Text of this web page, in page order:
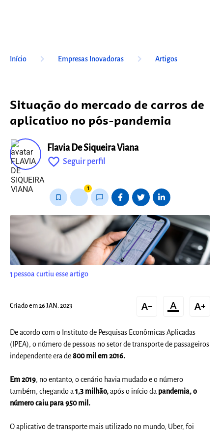
Início keyboard_arrow_right Empresas Inovadoras keyboard_arrow_right Artigos
Situação do mercado de carros de
aplicativo no pós-pandemia
Flavia De Siqueira Viana
favorite_outline Seguir perfil
fixo
bookmark_border
1
chat_bubble_outline
1 pessoa curtiu esse artigo
Criado em 26 JAN. 2023 text_decrease format_color_text text_increase
De acordo com o Instituto de Pesquisas Econômicas Aplicadas
(IPEA), o número de pessoas no setor de transporte de passageiros
independente era de800 mil em 2016.
Em 2019, no entanto, o cenário havia mudado e o número
também, chegando a1,3 milhão,após o início da pandemia, o
número caiu para 950 mil.
O aplicativo de transporte mais utilizado no mundo, Uber, foi